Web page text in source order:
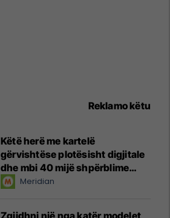
Reklamo këtu
Këtë herë me kartelë
gërvishtëse plotësisht digjitale
dhe mbi 40 mijë shpërblime
instant!Meridian
Zgjidhni një nga katër modelet